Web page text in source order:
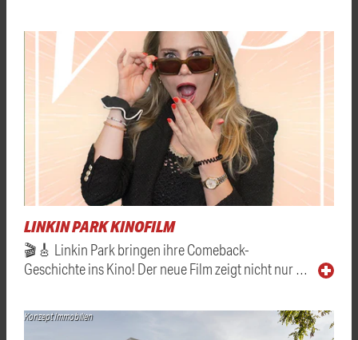
LINKIN PARK KINOFILM
🎬🎸 Linkin Park bringen ihre Comeback-
Geschichte ins Kino! Der neue Film zeigt nicht nur …
Konzept Immobilien